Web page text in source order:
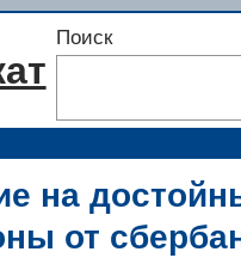
Поиск
на
от